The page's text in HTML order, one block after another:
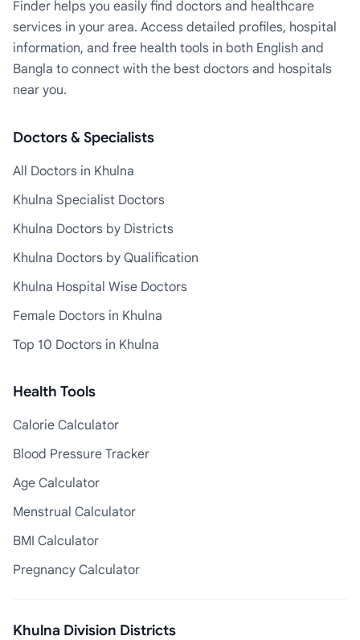
Finder helps you easily find doctors and healthcare
services in your area. Access detailed profiles, hospital
information, and free health tools in both English and
Bangla to connect with the best doctors and hospitals
near you.
Doctors & Specialists
All Doctors in Khulna
Khulna Specialist Doctors
Khulna Doctors by Districts
Khulna Doctors by Qualification
Khulna Hospital Wise Doctors
Female Doctors in Khulna
Top 10 Doctors in Khulna
Health Tools
Calorie Calculator
Blood Pressure Tracker
Age Calculator
Menstrual Calculator
BMI Calculator
Pregnancy Calculator
Khulna Division Districts